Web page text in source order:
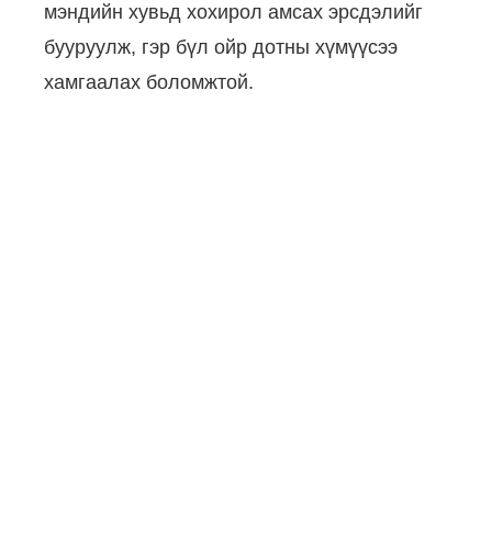
мэндийн хувьд хохирол амсах эрсдэлийг
бууруулж, гэр бүл ойр дотны хүмүүсээ
хамгаалах боломжтой.